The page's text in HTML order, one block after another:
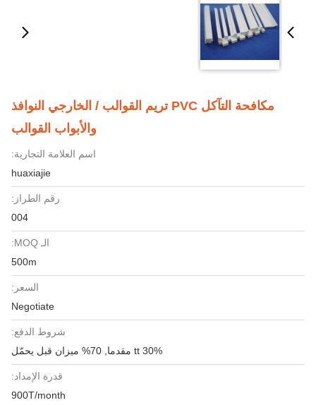
مكافحة التآكل PVC تريم القوالب / الخارجي النوافذ
والأبواب القوالب
اسم العلامة التجارية:
huaxiajie
رقم الطراز:
004
الـ MOQ:
500m
السعر:
Negotiate
شروط الدفع:
30% tt مقدما, 70% ميزان قبل يحمّل
قدرة الإمداد:
900T/month